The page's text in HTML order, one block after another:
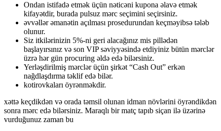
Ondan istifadə etmək üçün nəticəni kupona əlavə etmək
kifayətdir, burada pulsuz mərc seçimini seçirsiniz.
əvvəllər əmanətin açılması prosedurundan keçməyibsə tələb
olunur.
Siz itkilərinizin 5%-ni geri alacağınız mis pillədən
başlayırsınız və son VIP səviyyəsində etdiyiniz bütün mərclər
üzrə hər gün procuring əldə edə bilərsiniz.
Yerləşdirilmiş mərclər üçün şirkət “Cash Out” erkən
nağdlaşdırma təklif edə bilər.
kotirovkaları öyrənməkdir.
xəttə keçdikdən və orada təmsil olunan idman növlərini öyrəndikdən
sonra mərc edə bilərsiniz. Maraqlı bir matç tapıb siçan ilə üzərinə
vurduğunuz zaman bu